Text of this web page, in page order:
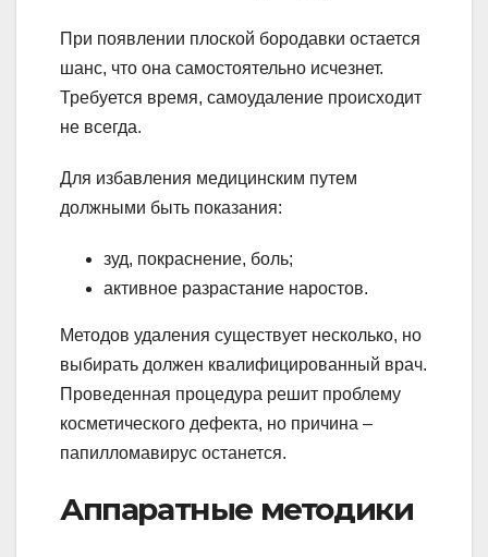
При появлении плоской бородавки остается
шанс, что она самостоятельно исчезнет.
Требуется время, самоудаление происходит
не всегда.
Для избавления медицинским путем
должными быть показания:
зуд, покраснение, боль;
активное разрастание наростов.
Методов удаления существует несколько, но
выбирать должен квалифицированный врач.
Проведенная процедура решит проблему
косметического дефекта, но причина –
папилломавирус останется.
Аппаратные методики